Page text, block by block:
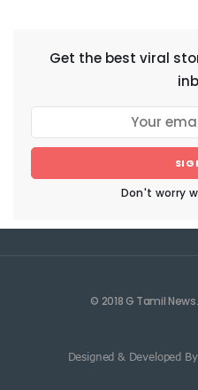
Get the best viral
Don't worry
© 2018 G Tamil
Designed & Developed